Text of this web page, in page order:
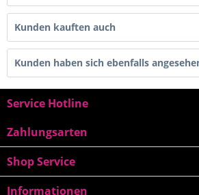
Kunden kauften auch
Kunden haben sich ebenfalls
Service Hotline
Zahlungsarten
Shop Service
Informationen